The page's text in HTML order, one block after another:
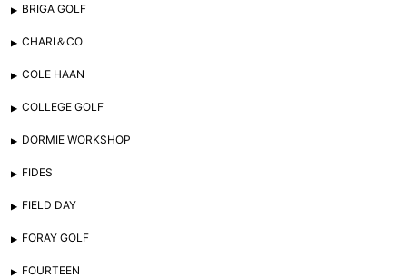
BRIGA GOLF
CHARI＆CO
COLE HAAN
COLLEGE GOLF
DORMIE WORKSHOP
FIDES
FIELD DAY
FORAY GOLF
FOURTEEN